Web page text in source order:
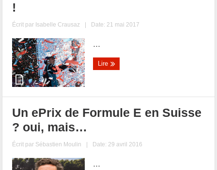
!
Écrit par Isabelle Crausaz | Date: 21 mai 2017
...
Lire
Un ePrix de Formule E en Suisse
? oui, mais…
Écrit par Sébastien Moulin | Date: 29 avril 2016
...